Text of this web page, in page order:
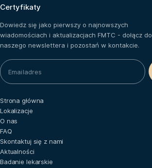
Certyfikaty
Dowiedz się jako pierwszy o najnowszych
wiadomościach i aktualizacjach FMTC - dołącz do
naszego newslettera i pozostań w kontakcie.
Strona główna
Lokalizacje
O nas
FAQ
Skontaktuj się z nami
Aktualności
Badanie lekarskie